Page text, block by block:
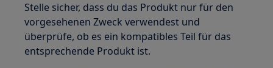
Stelle sicher, dass du das Produkt nur für den
vorgesehenen Zweck verwendest und
überprüfe, ob es ein kompatibles Teil für das
entsprechende Produkt ist.